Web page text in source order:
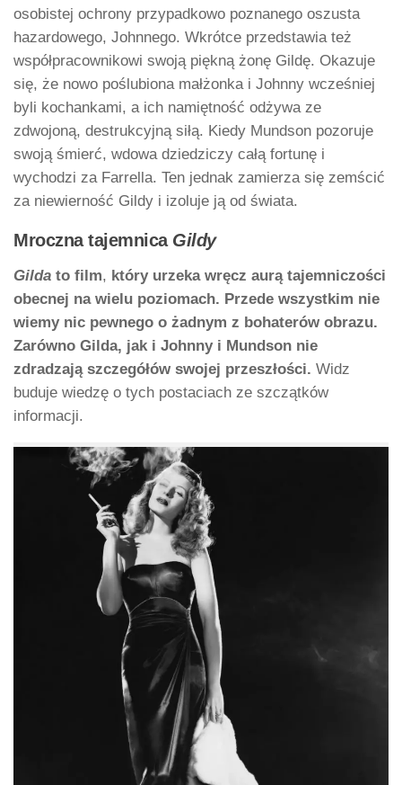
osobistej ochrony przypadkowo poznanego oszusta
hazardowego, Johnnego. Wkrótce przedstawia też
współpracownikowi swoją piękną żonę Gildę. Okazuje
się, że nowo poślubiona małżonka i Johnny wcześniej
byli kochankami, a ich namiętność odżywa ze
zdwojoną, destrukcyjną siłą. Kiedy Mundson pozoruje
swoją śmierć, wdowa dziedziczy całą fortunę i
wychodzi za Farrella. Ten jednak zamierza się zemścić
za niewierność Gildy i izoluje ją od świata.
Mroczna tajemnica Gildy
Gilda to film, który urzeka wręcz aurą tajemniczości
obecnej na wielu poziomach. Przede wszystkim nie
wiemy nic pewnego o żadnym z bohaterów obrazu.
Zarówno Gilda, jak i Johnny i Mundson nie
zdradzają szczegółów swojej przeszłości. Widz
buduje wiedzę o tych postaciach ze szczątków
informacji.